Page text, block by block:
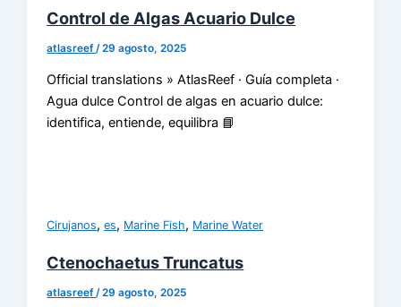
Control de Algas Acuario Dulce
atlasreef /29 agosto, 2025
Official translations » AtlasReef · Guía completa ·
Agua dulce Control de algas en acuario dulce:
identifica, entiende, equilibra 📘
Cirujanos,es, Marine Fish, Marine Water
Ctenochaetus Truncatus
atlasreef/29 agosto, 2025